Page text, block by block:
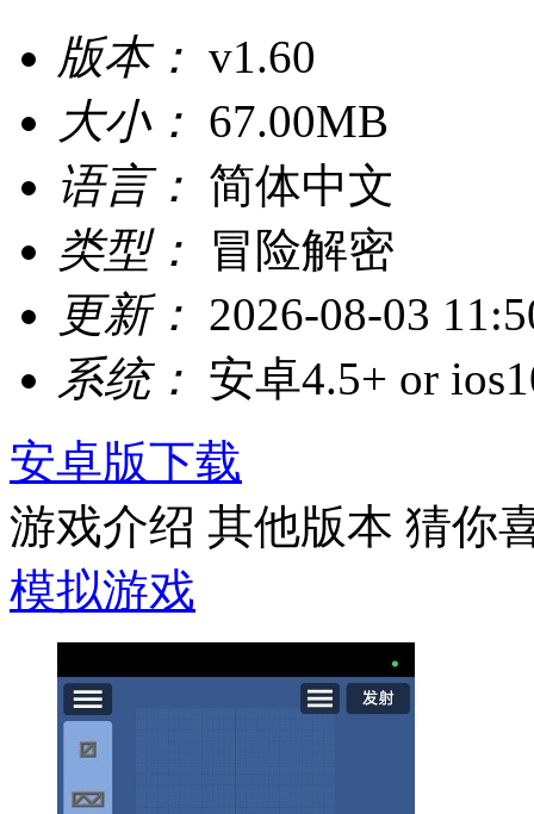
版本： v1.60
大小： 67.00MB
语言： 简体中文
类型：
冒险解密
更新： 2026-08-03
系统： 安卓4.5+ or
安卓版下载
游戏介绍 其他版本 猜你
模拟游戏